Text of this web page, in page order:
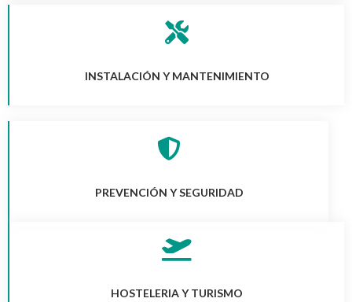
INSTALACIÓN Y MANTENIMIENTO
PREVENCIÓN Y SEGURIDAD
HOSTELERIA Y TURISMO